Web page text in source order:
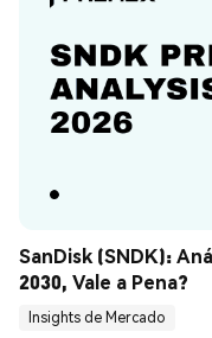
SanDisk (SNDK):
2030, Vale a Pena?
Insights de Mercado